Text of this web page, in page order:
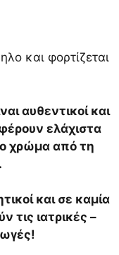
και φορτίζεται
αυθεντικοί και
ελάχιστα
χρώμα από τη
και σε καμία
τις ιατρικές –